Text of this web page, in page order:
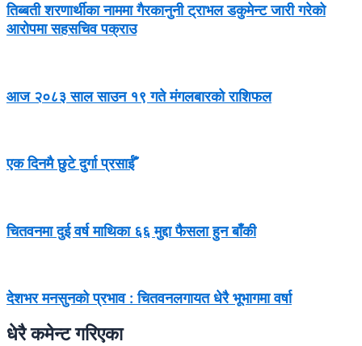
तिब्बती शरणार्थीका नाममा गैरकानुनी ट्राभल डकुमेन्ट जारी गरेको
आरोपमा सहसचिव पक्राउ
आज २०८३ साल साउन १९ गते मंगलबारको राशिफल
एक दिनमै छुटे दुर्गा प्रसाईँ
चितवनमा दुई वर्ष माथिका ६६ मुद्दा फैसला हुन बाँकी
देशभर मनसुनको प्रभाव : चितवनलगायत धेरै भूभागमा वर्षा
धेरै कमेन्ट गरिएका